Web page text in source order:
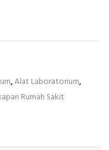
,Alat Laboratorium,
Rumah Sakit